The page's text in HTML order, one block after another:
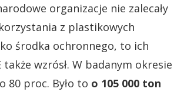
organizacje nie zalecały
z plastikowych
środka ochronnego, to ich
wzrósł. W badanym okresie
80 proc. Było to o 105 000 ton